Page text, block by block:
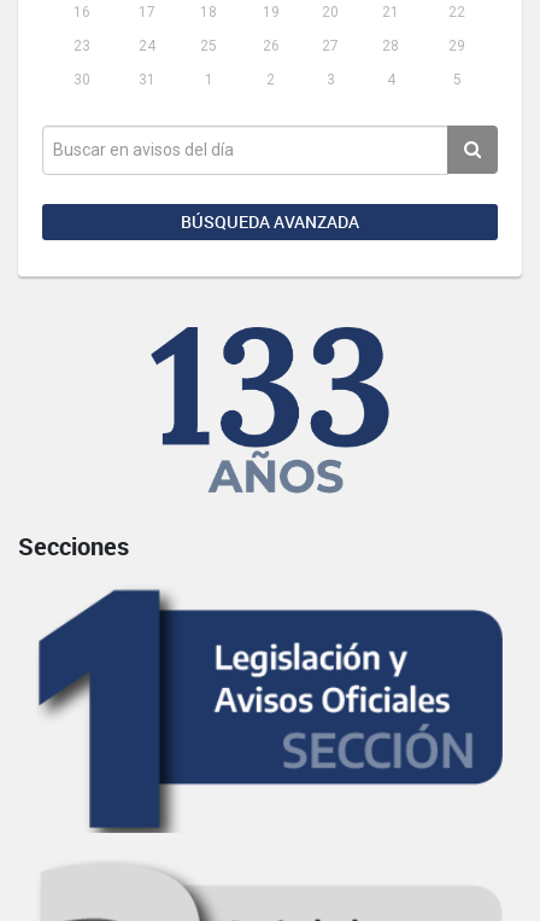
16
17 18 19 20 21
22
23
24 25 26 27 28
29
30
31 1 2 3 4 5
BÚSQUEDA AVANZADA
Secciones